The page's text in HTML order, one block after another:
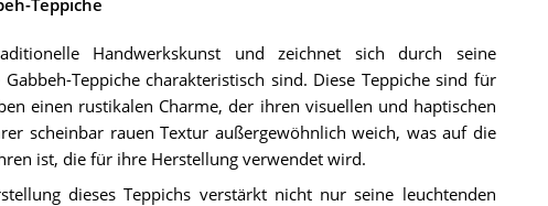
Handwerkskunst und zeichnet sich durch seine
Teppiche charakteristisch sind. Diese Teppiche sind für
einen rustikalen Charme, der ihren visuellen und haptischen
scheinbar rauen Textur außergewöhnlich weich, was auf die
ist, die für ihre Herstellung verwendet wird.
dieses Teppichs verstärkt nicht nur seine leuchtenden